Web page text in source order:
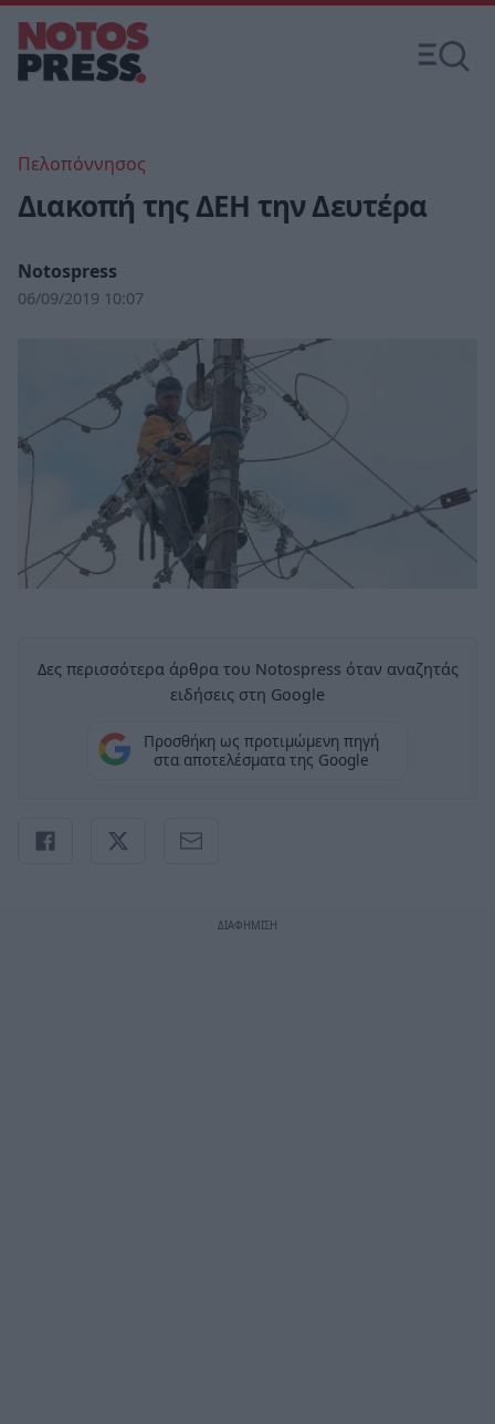
Πελοπόννησος
Διακοπή της ΔΕΗ την Δευτέρα
Notospress
06/09/2019 10:07
Δες περισσότερα άρθρα του Notospress όταν αναζητάς
ειδήσεις στη Google
Προσθήκη ως προτιμώμενη πηγή
στα αποτελέσματα της Google